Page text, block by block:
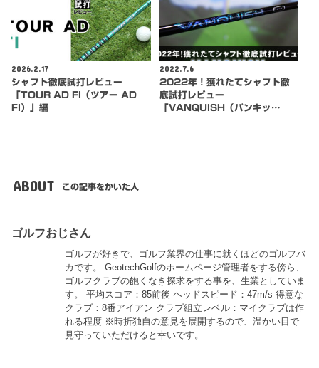
2026.2.17
シャフト徹底試打レビュー
「TOUR AD FI（ツアー AD
FI）」編
2022.7.6
2022年！獲れたてシャフト徹
底試打レビュー
「VANQUISH（バンキッ…
ABOUT この記事をかいた人
ゴルフおじさん
ゴルフが好きで、ゴルフ業界の仕事に就くほどのゴルフバ
カです。 GeotechGolfのホームページ管理者をする傍ら、
ゴルフクラブの飽くなき探求をする事を、生業としていま
す。 平均スコア：85前後 ヘッドスピード：47m/s 得意な
クラブ：8番アイアン クラブ組立レベル：マイクラブは作
れる程度 ※時折独自の意見を展開するので、温かい目で
見守っていただけると幸いです。